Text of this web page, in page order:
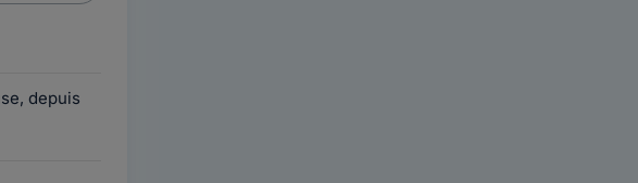
depuis